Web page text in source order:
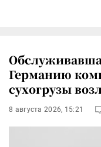
Германию
сухогрузы
8 августа 2026, 15:21